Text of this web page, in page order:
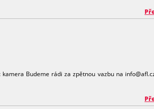
Budeme rádi za zpětnou vazbu na